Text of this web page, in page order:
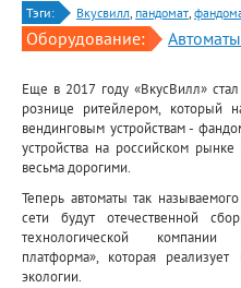
Тэги: Вкусвилл, пандомат,
Оборудование: Автоматы
Еще в 2017 году «ВкусВилл»
рознице ритейлером, который
вендинговым устройствам -
устройства на российском
весьма дорогими.
Теперь автоматы так
сети будут отечественной
технологической компании
платформа», которая
экологии.